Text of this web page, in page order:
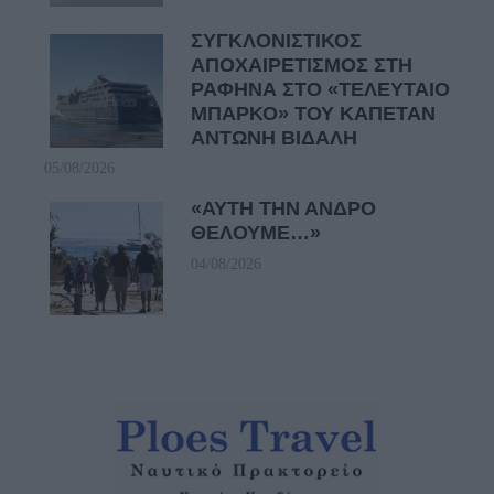
ΣΥΓΚΛΟΝΙΣΤΙΚΟΣ
ΑΠΟΧΑΙΡΕΤΙΣΜΟΣ ΣΤΗ
ΡΑΦΗΝΑ ΣΤΟ «ΤΕΛΕΥΤΑΙΟ
ΜΠΑΡΚΟ» ΤΟΥ ΚΑΠΕΤΑΝ
ΑΝΤΩΝΗ ΒΙΔΑΛΗ
05/08/2026
«ΑΥΤΗ ΤΗΝ ΑΝΔΡΟ
ΘΕΛΟΥΜΕ…»
04/08/2026